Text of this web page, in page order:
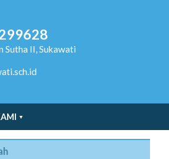
Sutha II, Sukawati